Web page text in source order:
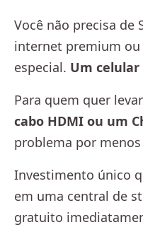
Você não precisa de
internet premium
especial. Um celular
Para quem quer
cabo HDMI ou um
problema por
Investimento único
em uma central de
gratuito